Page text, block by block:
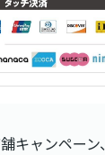
キャンペーン